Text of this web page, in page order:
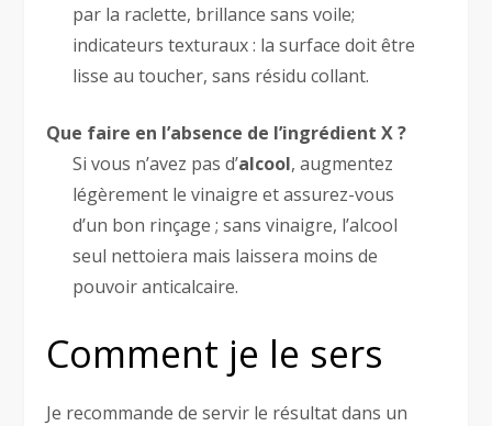
par la raclette, brillance sans voile;
indicateurs texturaux : la surface doit être
lisse au toucher, sans résidu collant.
Que faire en l’absence de l’ingrédient X ?
Si vous n’avez pas d’alcool, augmentez
légèrement le vinaigre et assurez-vous
d’un bon rinçage ; sans vinaigre, l’alcool
seul nettoiera mais laissera moins de
pouvoir anticalcaire.
Comment je le sers
Je recommande de servir le résultat dans un